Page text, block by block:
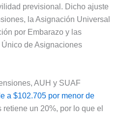
previsional. Dicho ajuste
la Asignación Universal
por Embarazo y las
de Asignaciones
AUH y SUAF
a $102.705 por menor de
un 20%, por lo que el